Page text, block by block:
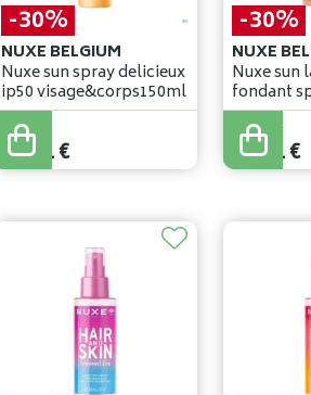
-30%
NUXE BELGIUM
Nuxe sun spray delicieux
ip50 visage&corps150ml
33,45
23,41€
-30%
NUXE
Nuxe sun
fondant
33,45 €
23,41€